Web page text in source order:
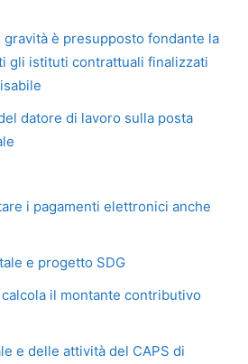
gravità è presupposto fondante la
gli istituti contrattuali finalizzati
datore di lavoro sulla posta
i pagamenti elettronici anche
e progetto SDG
il montante contributivo
e delle attività del CAPS di